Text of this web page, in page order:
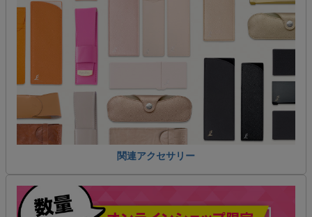
関連アクセサリー